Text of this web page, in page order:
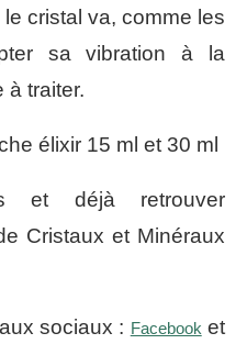
cristal va, comme les
sa vibration à la
à traiter.
élixir 15 ml et 30 ml
et déjà retrouver
Cristaux et Minéraux
sociaux : Facebook et